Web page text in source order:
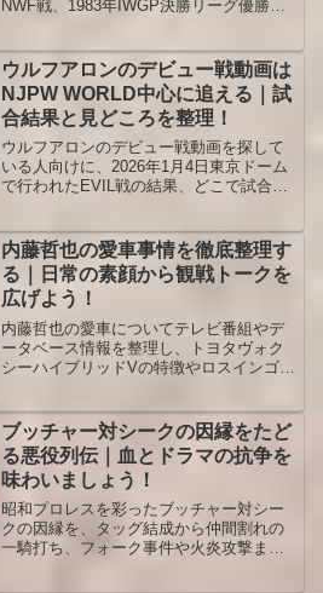
NWF戦、1983年IWGP決勝リーグ優勝、
まで通して整理します。アメリカ版ホー
ガンとの違いも含めて、人物図鑑として
読みやすく深掘りしました。
ウルフアロンのデビュー戦動画は
NJPW WORLD中心に追える｜試
合結果と見どころを整理！
ウルフアロンのデビュー戦動画を探して
いる人向けに、2026年1月4日東京ドーム
で行われたEVIL戦の結果、どこで試合映
ス目線で整理しました。
内藤哲也の愛車事情を徹底整理す
る｜日常の素顔から観戦トークを
広げよう！
内藤哲也の愛車についてテレビ番組やデ
ータベース情報を整理し、トヨタヴォク
シーハイブリッドVの特徴やロスインゴ移
す。愛車を通じてリング外の人柄を知り
たいファンにも読みやすい内容です。
ブッチャー対シークの因縁をたど
る悪役列伝｜血とドラマの抗争を
味わいましょう！
昭和プロレスを彩ったブッチャー対シー
クの因縁を、タッグ結成から仲間割れの
一騎打ち、フォーク事件や火炎攻撃まで